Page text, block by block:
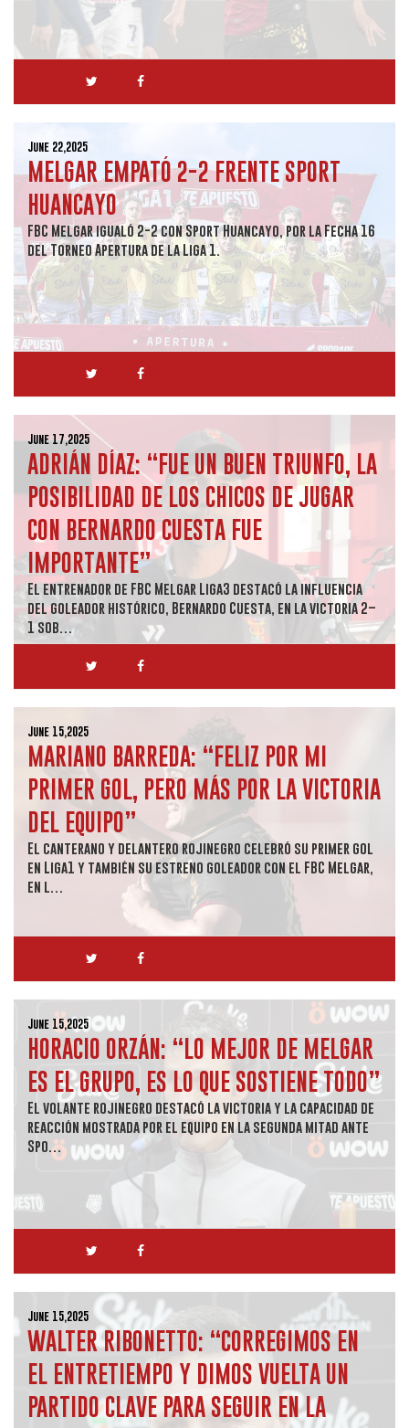
June 22,2025
MELGAR EMPATÓ 2-2 FRENTE SPORT
HUANCAYO
FBC Melgar igualó 2-2 con Sport Huancayo, por la Fecha 16
del Torneo Apertura de la Liga 1.
June 17,2025
ADRIÁN DÍAZ: “FUE UN BUEN TRIUNFO, LA
POSIBILIDAD DE LOS CHICOS DE JUGAR
CON BERNARDO CUESTA FUE
IMPORTANTE”
El entrenador de FBC Melgar Liga3 destacó la influencia
del goleador histórico, Bernardo Cuesta, en la victoria 2–
1 sob…
June 15,2025
MARIANO BARREDA: “FELIZ POR MI
PRIMER GOL, PERO MÁS POR LA VICTORIA
DEL EQUIPO”
El canterano y delantero rojinegro celebró su primer gol
en Liga1 y también su estreno goleador con el FBC Melgar,
en l…
June 15,2025
HORACIO ORZÁN: “LO MEJOR DE MELGAR
ES EL GRUPO, ES LO QUE SOSTIENE TODO”
El volante rojinegro destacó la victoria y la capacidad de
reacción mostrada por el equipo en la segunda mitad ante
Spo…
June 15,2025
WALTER RIBONETTO: “CORREGIMOS EN
EL ENTRETIEMPO Y DIMOS VUELTA UN
PARTIDO CLAVE PARA SEGUIR EN LA